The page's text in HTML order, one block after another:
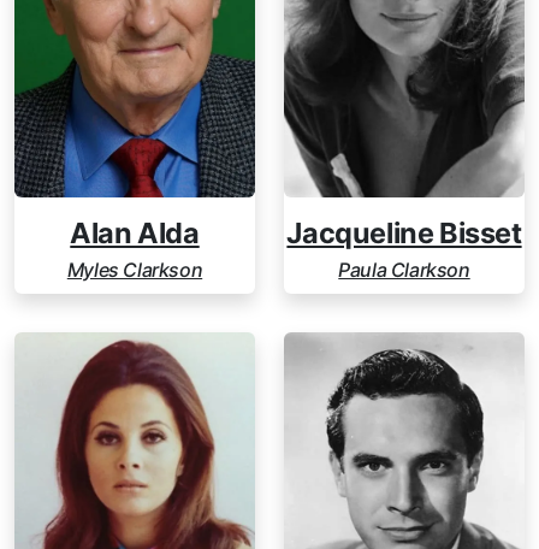
Alan Alda
Myles Clarkson
Jacqueline Bisset
Paula Clarkson